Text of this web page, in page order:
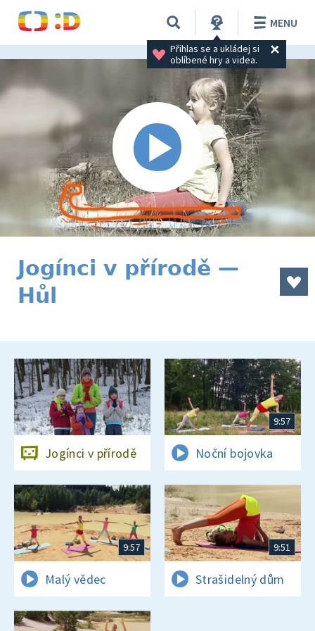
Přihlas se a ukládej si
oblíbené hry a videa.
MENU
Jogínci v přírodě —
Hůl
Jogínci v přírodě
9:57
Noční bojovka
9:57
Malý vědec
9:51
Strašidelný dům